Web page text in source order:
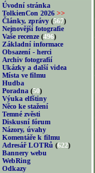
Úvodní stránka
TolkienCon 2026 >>
Články, zprávy (567)
Nejnovější fotografie
Vaše recenze (496)
Základní informace
Obsazení - herci
Archiv fotografií
Ukázky a další videa
Místa ve filmu
Hudba
Poradna (50)
Výuka elfštiny
Něco ke stažení
Temné zvěsti
Diskusní fórum
Názory, úvahy
Komentáře k filmu
Adresář LOTRů (622)
Bannery webu
WebRing
Odkazy